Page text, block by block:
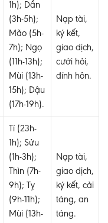
1h); Dần
(3h-5h);
Mão (5h-
7h); Ngọ
(11h-13h);
Mùi (13h-
15h); Dậu
(17h-19h).
Nạp tài,
ký kết,
giao dịch,
cưới hỏi,
đính hôn.
Tí (23h-
1h); Sửu
(1h-3h);
Thìn (7h-
9h); Tỵ
(9h-11h);
Mùi (13h-
Nạp tài,
giao dịch,
ký kết, cải
táng, an
táng.